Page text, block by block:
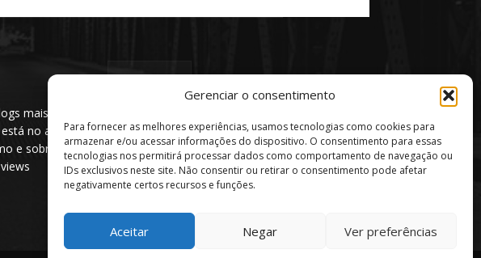
Gerenciar o consentimento
Para fornecer as melhores experiências, usamos tecnologias como cookies para
armazenar e/ou acessar informações do dispositivo. O consentimento para essas
tecnologias nos permitirá processar dados como comportamento de navegação ou
IDs exclusivos neste site. Não consentir ou retirar o consentimento pode afetar
negativamente certos recursos e funções.
Aceitar Negar Ver preferências
mais
no ar
e sobre a